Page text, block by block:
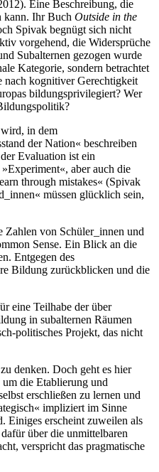
Eine Beschreibung, die
kann. Ihr Buch Outside in the
Spivak begnügt sich nicht
vorgehend, die Widersprüche
Subalternen gezogen wurde
Kategorie, sondern betrachtet
nach kognitiver Gerechtigkeit
bildungsprivilegiert? Wer
in dem
der Nation« beschreiben
Evaluation ist ein
aber auch die
through mistakes« (Spivak
müssen glücklich sein,
Zahlen von Schüler_innen und
Sense. Ein Blick an die
Entgegen des
Bildung zurückblicken und die
eine Teilhabe der über
in subalternen Räumen
politisches Projekt, das nicht
denken. Doch geht es hier
die Etablierung und
erschließen zu lernen und
impliziert im Sinne
Einiges erscheint zuweilen als
über die unmittelbaren
verspricht das pragmatische